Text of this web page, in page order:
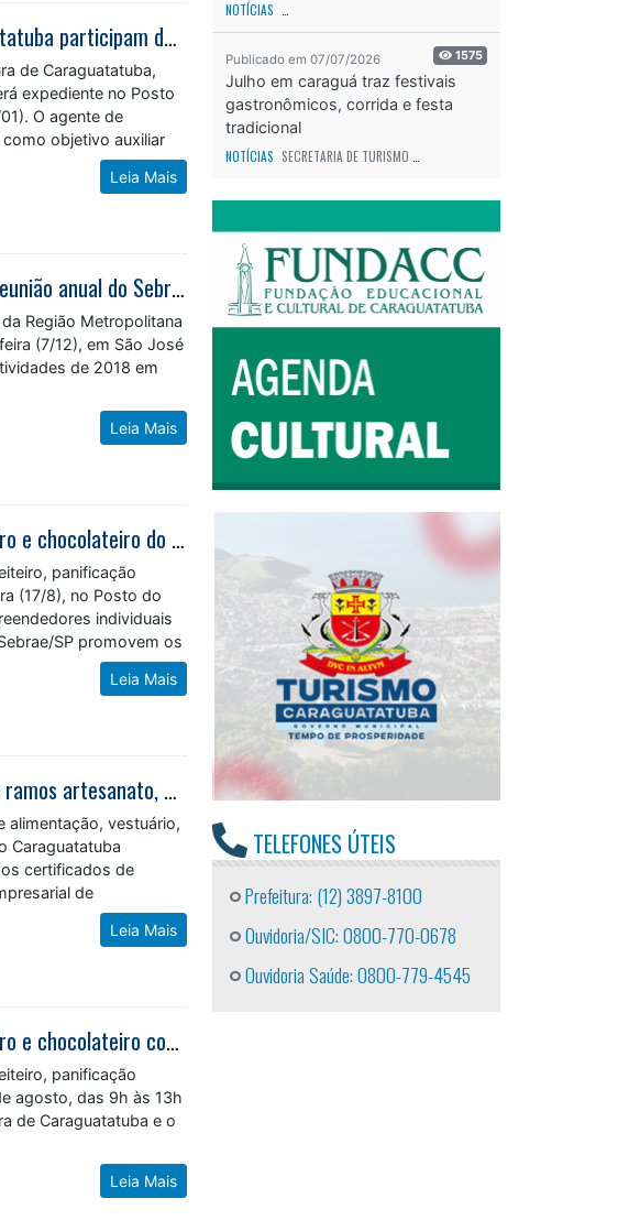
de Caraguatatuba,
expediente no Posto
O agente de
objetivo auxiliar
Leia Mais
Região Metropolitana
(7/12), em São José
de 2018 em
Leia Mais
panificação
(17/8), no Posto do
individuais
SP promovem os
Leia Mais
vestuário,
Caraguatatuba
certificados de
de
Leia Mais
panificação
agosto, das 9h às 13h
de Caraguatatuba e o
Leia Mais
NOTÍCIAS
Publicado em 07/07/2026 1575
Julho em caraguá traz festivais
gastronômicos, corrida e festa
tradicional
NOTÍCIAS SECRETARIA DE TURISMO
TELEFONES ÚTEIS
Prefeitura: (12) 3897-8100
Ouvidoria/SIC: 0800-770-0678
Ouvidoria Saúde: 0800-779-4545